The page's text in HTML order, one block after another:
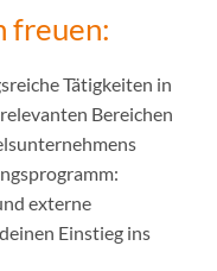
freuen:
Tätigkeiten in
Bereichen
externe
Einstieg ins